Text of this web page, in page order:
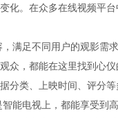
化。在众多在线视频平
满足不同用户的观影需
众，都能在这里找到心仪
分类、上映时间、评分
能电视上，都能享受到